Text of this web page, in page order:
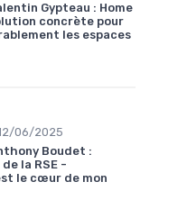
Gypteau : Home
concrète pour
les espaces
06/2025
Boudet :
la RSE -
le cœur de mon